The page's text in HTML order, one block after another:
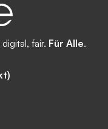
fair. Für Alle.